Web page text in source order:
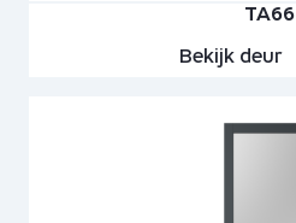
TA66
Bekijk deur